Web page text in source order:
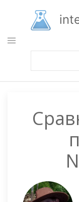
основному
содержанию